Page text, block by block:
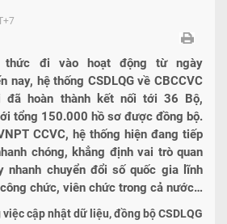
thức đi vào hoạt động từ ngày
hệ thống CSDLQG về CBCCVC
đã hoàn thành kết nối tới 36 Bộ,
tổng 150.000 hồ sơ được đồng bộ.
CCVC, hệ thống hiện đang tiếp
chóng, khẳng định vai trò quan
nhanh chuyển đổi số quốc gia lĩnh
chức, viên chức trong cả nước…
cập nhật dữ liệu, đồng bộ CSDLQG